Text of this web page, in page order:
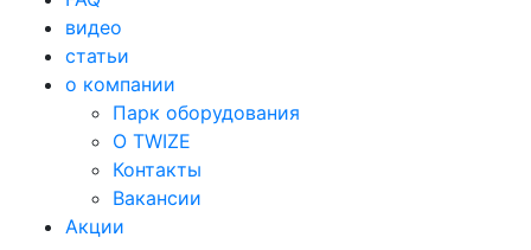
видео
статьи
о компании
Парк оборудования
О TWIZE
Контакты
Вакансии
Акции